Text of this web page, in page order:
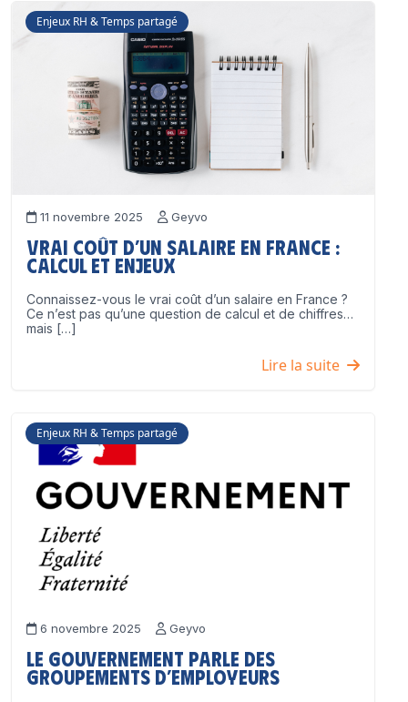
Enjeux RH & Temps partagé
11 novembre 2025 Geyvo
Vrai coût d’un salaire en France :
calcul et enjeux
Connaissez-vous le vrai coût d’un salaire en France ?
Ce n’est pas qu’une question de calcul et de chiffres…
mais […]
Lire la suite
Enjeux RH & Temps partagé
6 novembre 2025 Geyvo
Le Gouvernement parle des
groupements d’employeurs